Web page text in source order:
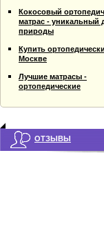
Кокосовый
матрас - уникальный
природы
Купить
Москве
Лучшие матрасы -
ортопедические
ОТЗЫВЫ